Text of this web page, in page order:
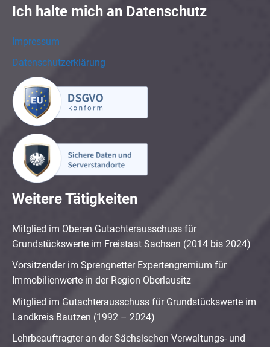
Ich halte mich an Datenschutz
Impressum
Datenschutzerklärung
Weitere Tätigkeiten
Mitglied im Oberen Gutachterausschuss für
Grundstückswerte im Freistaat Sachsen (2014 bis 2024)
Vorsitzender im Sprengnetter Expertengremium für
Immobilienwerte in der Region Oberlausitz
Mitglied im Gutachterausschuss für Grundstückswerte im
Landkreis Bautzen (1992 – 2024)
Lehrbeauftragter an der Sächsischen Verwaltungs- und